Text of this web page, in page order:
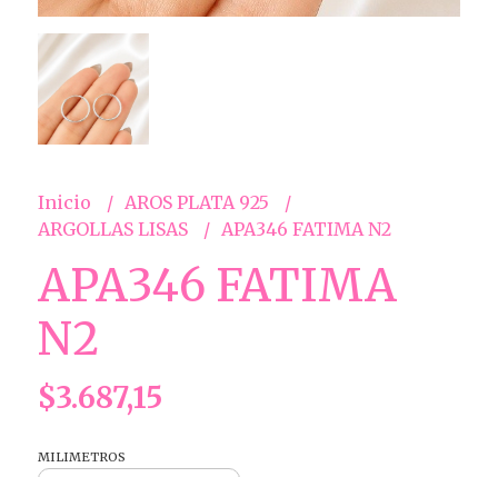
Inicio
AROS PLATA 925
ARGOLLAS LISAS
APA346 FATIMA N2
APA346 FATIMA
N2
$3.687,15
MILIMETROS